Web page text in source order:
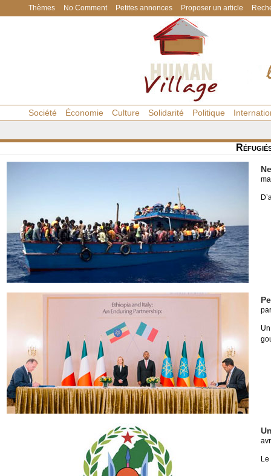
Thèmes No Comment Petites annonces Proposer un article
Société Économie Culture Solidarité Politique